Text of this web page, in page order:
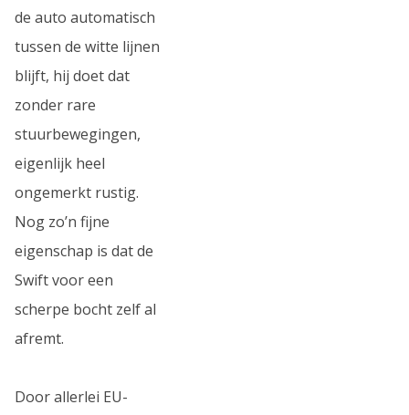
de auto automatisch
tussen de witte lijnen
blijft, hij doet dat
zonder rare
stuurbewegingen,
eigenlijk heel
ongemerkt rustig.
Nog zo’n fijne
eigenschap is dat de
Swift voor een
scherpe bocht zelf al
afremt.
Door allerlei EU-